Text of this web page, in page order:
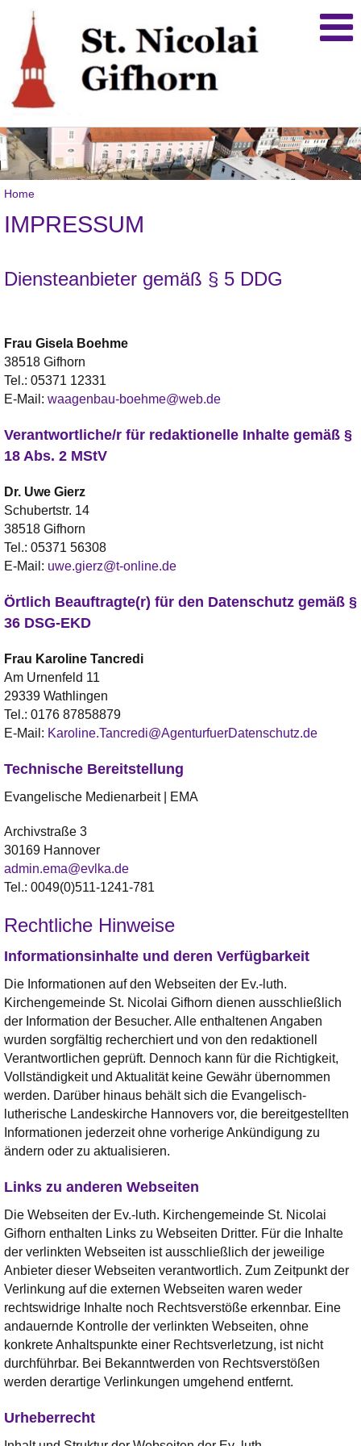
Home
IMPRESSUM
Diensteanbieter gemäß § 5 DDG
Frau Gisela Boehme
38518 Gifhorn
Tel.: 05371 12331
E-Mail: waagenbau-boehme@web.de
Verantwortliche/r für redaktionelle Inhalte gemäß §
18 Abs. 2 MStV
Dr. Uwe Gierz
Schubertstr. 14
38518 Gifhorn
Tel.: 05371 56308
E-Mail: uwe.gierz@t-online.de
Örtlich Beauftragte(r) für den Datenschutz gemäß §
36 DSG-EKD
Frau Karoline Tancredi
Am Urnenfeld 11
29339 Wathlingen
Tel.: 0176 87858879
E-Mail: Karoline.Tancredi@AgenturfuerDatenschutz.de
Technische Bereitstellung
Evangelische Medienarbeit | EMA
Archivstraße 3
30169 Hannover
admin.ema@evlka.de
Tel.: 0049(0)511-1241-781
Rechtliche Hinweise
Informationsinhalte und deren Verfügbarkeit
Die Informationen auf den Webseiten der Ev.-luth.
Kirchengemeinde St. Nicolai Gifhorn dienen ausschließlich
der Information der Besucher. Alle enthaltenen Angaben
wurden sorgfältig recherchiert und von den redaktionell
Verantwortlichen geprüft. Dennoch kann für die Richtigkeit,
Vollständigkeit und Aktualität keine Gewähr übernommen
werden. Darüber hinaus behält sich die Evangelisch-
lutherische Landeskirche Hannovers vor, die bereitgestellten
Informationen jederzeit ohne vorherige Ankündigung zu
ändern oder zu aktualisieren.
Links zu anderen Webseiten
Die Webseiten der Ev.-luth. Kirchengemeinde St. Nicolai
Gifhorn enthalten Links zu Webseiten Dritter. Für die Inhalte
der verlinkten Webseiten ist ausschließlich der jeweilige
Anbieter dieser Webseiten verantwortlich. Zum Zeitpunkt der
Verlinkung auf die externen Webseiten waren weder
rechtswidrige Inhalte noch Rechtsverstöße erkennbar. Eine
andauernde Kontrolle der verlinkten Webseiten, ohne
konkrete Anhaltspunkte einer Rechtsverletzung, ist nicht
durchführbar. Bei Bekanntwerden von Rechtsverstößen
werden derartige Verlinkungen umgehend entfernt.
Urheberrecht